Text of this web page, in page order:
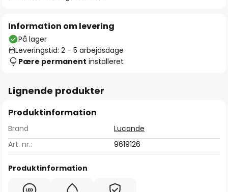
Information om levering
På lager
Leveringstid: 2 - 5 arbejdsdage
Pære permanent installeret
Lignende produkter
Produktinformation
Brand
Lucande
Art. nr.:
9619126
Produktinformation